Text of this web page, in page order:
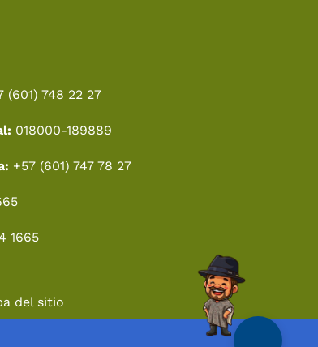
(601) 748 22 27
018000-189889
+57 (601) 747 78 27
1665
del sitio